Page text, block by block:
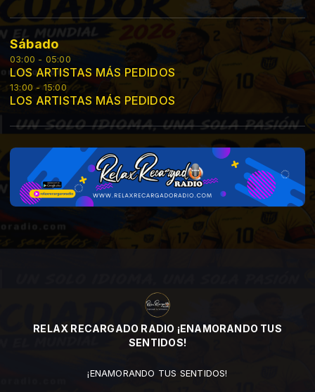
Sábado
03:00 - 05:00
LOS ARTISTAS MÁS PEDIDOS
13:00 - 15:00
LOS ARTISTAS MÁS PEDIDOS
RELAX RECARGADO RADIO ¡ENAMORANDO TUS
SENTIDOS!
¡ENAMORANDO TUS SENTIDOS!